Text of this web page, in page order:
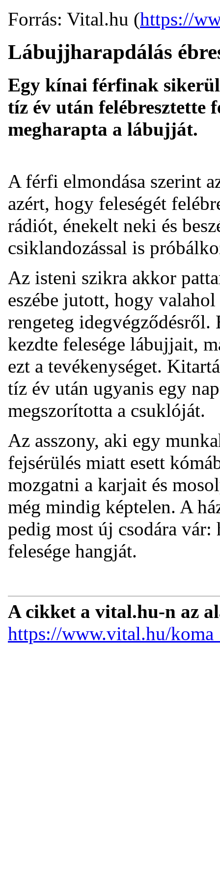
Forrás: Vital.hu (https://
Lábujjharapdálás
Egy kínai férfinak
tíz év után felébresztette
megharapta a lábujját.
A férfi elmondása szerint
azért, hogy feleségét
rádiót, énekelt neki és
csiklandozással is
Az isteni szikra akkor
eszébe jutott, hogy
rengeteg
kezdte felesége lábujjait,
ezt a tevékenységet.
tíz év után ugyanis egy
megszorította a csuklóját.
Az asszony, aki egy
fejsérülés miatt esett
mozgatni a karjait és
még mindig képtelen. A
pedig most új csodára vár:
felesége hangját.
A cikket a vital.hu-n az
https://www.vital.hu/